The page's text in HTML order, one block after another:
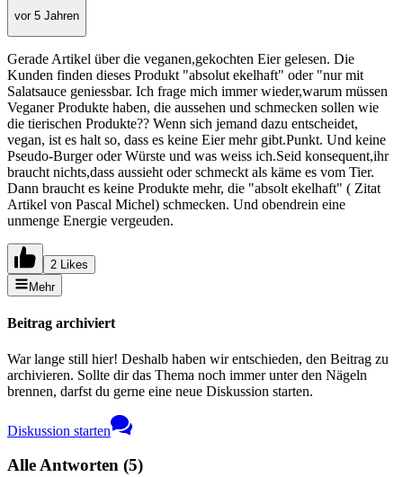
vor 5 Jahren
Gerade Artikel über die veganen,gekochten Eier gelesen. Die
Kunden finden dieses Produkt "absolut ekelhaft" oder "nur mit
Salatsauce geniessbar. Ich frage mich immer wieder,warum müssen
Veganer Produkte haben, die aussehen und schmecken sollen wie
die tierischen Produkte?? Wenn sich jemand dazu entscheidet,
vegan, ist es halt so, dass es keine Eier mehr gibt.Punkt. Und keine
Pseudo-Burger oder Würste und was weiss ich.Seid konsequent,ihr
braucht nichts,dass aussieht oder schmeckt als käme es vom Tier.
Dann braucht es keine Produkte mehr, die "absolt ekelhaft" ( Zitat
Artikel von Pascal Michel) schmecken. Und obendrein eine
unmenge Energie vergeuden.
2 Likes
Mehr
Beitrag archiviert
War lange still hier! Deshalb haben wir entschieden, den Beitrag zu
archivieren. Sollte dir das Thema noch immer unter den Nägeln
brennen, darfst du gerne eine neue Diskussion starten.
Diskussion starten
Alle Antworten (5)